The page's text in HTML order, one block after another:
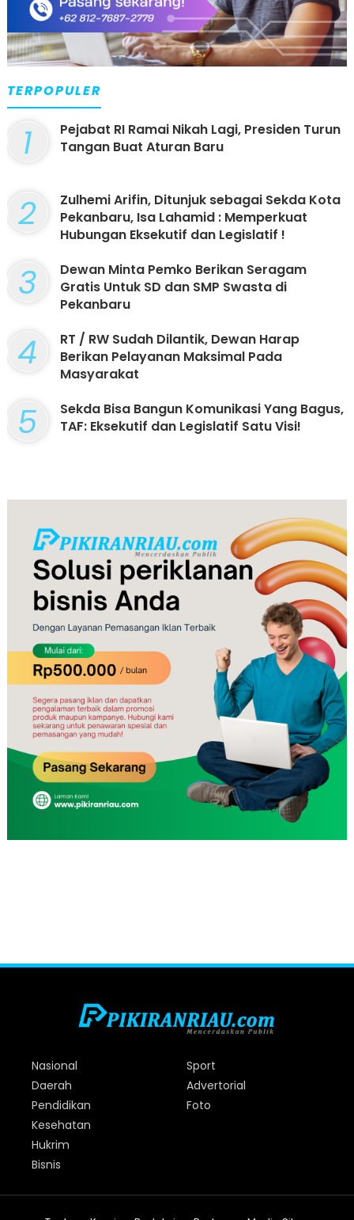
TERPOPULER
1
Pejabat RI Ramai Nikah Lagi, Presiden Turun
Tangan Buat Aturan Baru
2
Zulhemi Arifin, Ditunjuk sebagai Sekda Kota
Pekanbaru, Isa Lahamid : Memperkuat
Hubungan Eksekutif dan Legislatif !
3
Dewan Minta Pemko Berikan Seragam
Gratis Untuk SD dan SMP Swasta di
Pekanbaru
4
RT / RW Sudah Dilantik, Dewan Harap
Berikan Pelayanan Maksimal Pada
Masyarakat
5
Sekda Bisa Bangun Komunikasi Yang Bagus,
TAF: Eksekutif dan Legislatif Satu Visi!
Nasional
Daerah
Pendidikan
Kesehatan
Hukrim
Bisnis
Sport
Advertorial
Foto